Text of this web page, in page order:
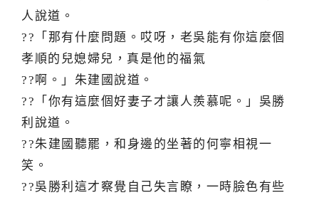
人說道。
??「那有什麼問題。哎呀，老吳能有你這麼個
孝順的兒媳婦兒，真是他的福氣
??啊。」朱建國說道。
??「你有這麼個好妻子才讓人羨慕呢。」吳勝
利說道。
??朱建國聽罷，和身邊的坐著的何寧相視一
笑。
??吳勝利這才察覺自己失言瞭，一時臉色有些